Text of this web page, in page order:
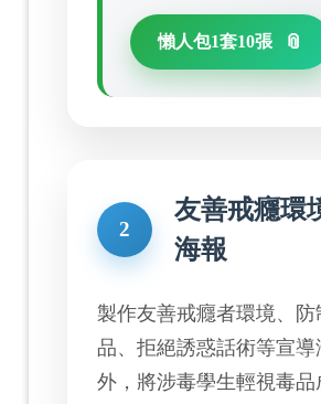
懶人包1套10張
2
友善戒癮環
海報
製作友善戒癮者環境、防
品、拒絕誘惑話術等宣導
外，將涉毒學生輕視毒品